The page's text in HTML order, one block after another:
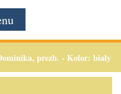
prezb. - Kolor: biały